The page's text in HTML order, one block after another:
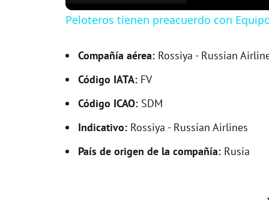
Peloteros tienen preacuerdo con
Compañía aérea: Rossiya - Russian
Código IATA: FV
Código ICAO: SDM
Indicativo: Rossiya - Russian Airlines
País de origen de la compañía: Rusia